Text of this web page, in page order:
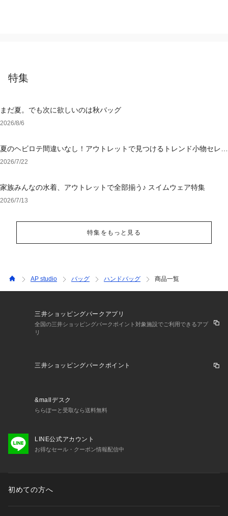
特集
まだ夏。でも次に欲しいのは秋バッグ
2026/8/6
夏のヘビロテ間違いなし！アウトレットで見つけるトレンド小物セレク
ション
2026/7/22
家族みんなの水着、アウトレットで全部揃う♪ スイムウェア特集
2026/7/13
特集をもっと見る
AP studio バッグ ハンドバッグ 商品一覧
三井ショッピングパークアプリ
全国の三井ショッピングパークポイント対象施設でご利用できるアプ
リ
三井ショッピングパークポイント
&mallデスク
ららぽーと受取なら送料無料
LINE公式アカウント
お得なセール・クーポン情報配信中
初めての方へ